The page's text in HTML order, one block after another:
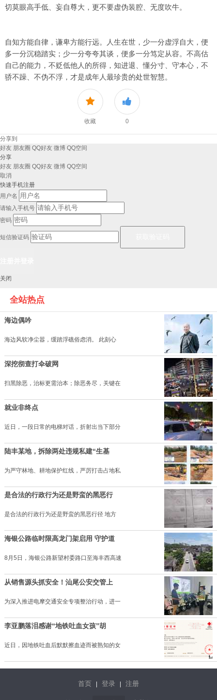
切莫眼高手低、妄自尊大，更不要虚伪装腔、无度吹牛。
自知方能自律，谦卑方能行远。人生在世，少一分虚浮自大，便
多一分沉稳踏实；少一分夸夸其谈，便多一分笃定从容。不高估
自己的能力，不贬低他人的所得，知进退、懂分寸、守本心，不
骄不躁、不伪不浮，才是成年人最珍贵的处世智慧。
收藏 0
分享到
好友 朋友圈 QQ好友 微博 QQ空间
分享
好友 朋友圈 QQ好友 微博 QQ空间
取消
快速手机注册
用户名
请输入手机号
密码
短信验证码
关闭
全站热点
海边偶吟
海边风软净尘嚣，缓踏浮礁俗虑消。 此刻心
深挖彻查打伞破网
扫黑除恶，治标更需治本；除恶务尽，关键在
就业非终点
近日，一段日常的电梯对话，折射出当下部分
陆丰某地，拆除两处违规私建“生基
为严守林地、耕地保护红线，严厉打击占地私
是合法的行政行为还是野蛮的黑恶行
是合法的行政行为还是野蛮的黑恶行径 地方
海银公路临时限高龙门架启用 守护道
8月5日，海银公路新望村委路口至海丰西高速
从销售源头抓安全！汕尾公安交管上
为深入推进电摩交通安全专项整治行动，进一
李亚鹏落泪感谢“地铁吐血女孩”胡
近日，因地铁吐血后默默擦血迹而被熟知的女
首页 登录 注册